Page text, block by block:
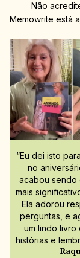
Não
Memowrite está
“Eu dei isto
no
acabou sendo
mais
Ela adorou
perguntas, e
um lindo livro
histórias e
-